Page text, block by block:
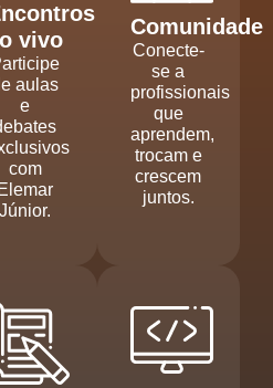
vivo
aulas
e
com
Elemar
Júnior.
Comunidade
Conecte-
se a
profissionais
que
aprendem,
trocam e
crescem
juntos.